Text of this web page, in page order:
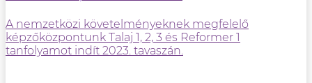
A nemzetközi követelményeknek megfelelő
képzőközpontunk Talaj 1, 2, 3 és Reformer 1
tanfolyamot indít 2023. tavaszán.